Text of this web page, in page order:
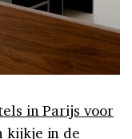
in Parijs voor
kijkje in de